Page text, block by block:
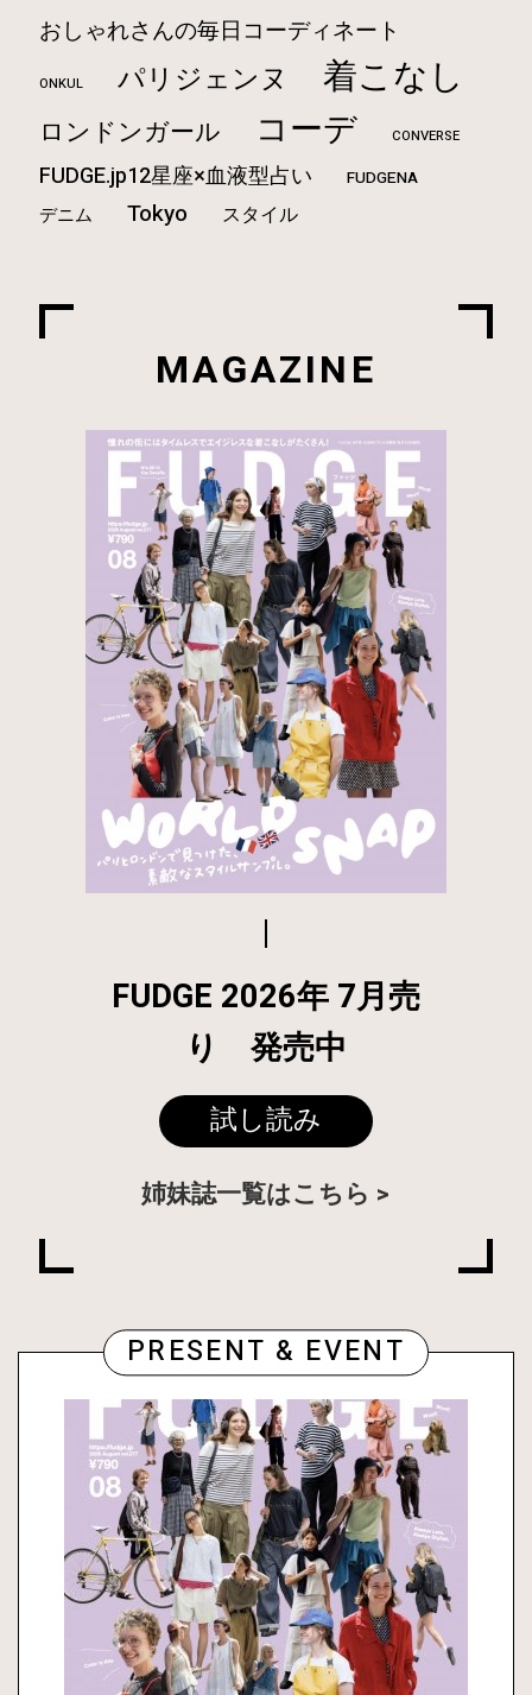
おしゃれさんの毎日コーディネート
ONKUL パリジェンヌ 着こなし
ロンドンガール コーデ CONVERSE
FUDGE.jp12星座×血液型占い FUDGENA
デニム Tokyo スタイル
MAGAZINE
FUDGE 2026年 7月売
り 発売中
試し読み
姉妹誌一覧はこちら
PRESENT & EVENT